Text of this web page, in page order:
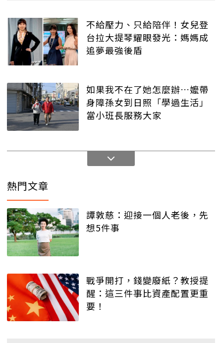
不給壓力、只給陪伴！女兒登
台拉大提琴耀眼發光：媽媽成
追夢最強後盾
如果我不在了她怎麼辦…嬤帶
身障孫女到日照「學過生活」
當小班長服務大家
熱門文章
譚敦慈：迎接一個人老後，先
想5件事
戰爭開打，錢變廢紙？教授提
醒：這三件事比資產配置更重
要！